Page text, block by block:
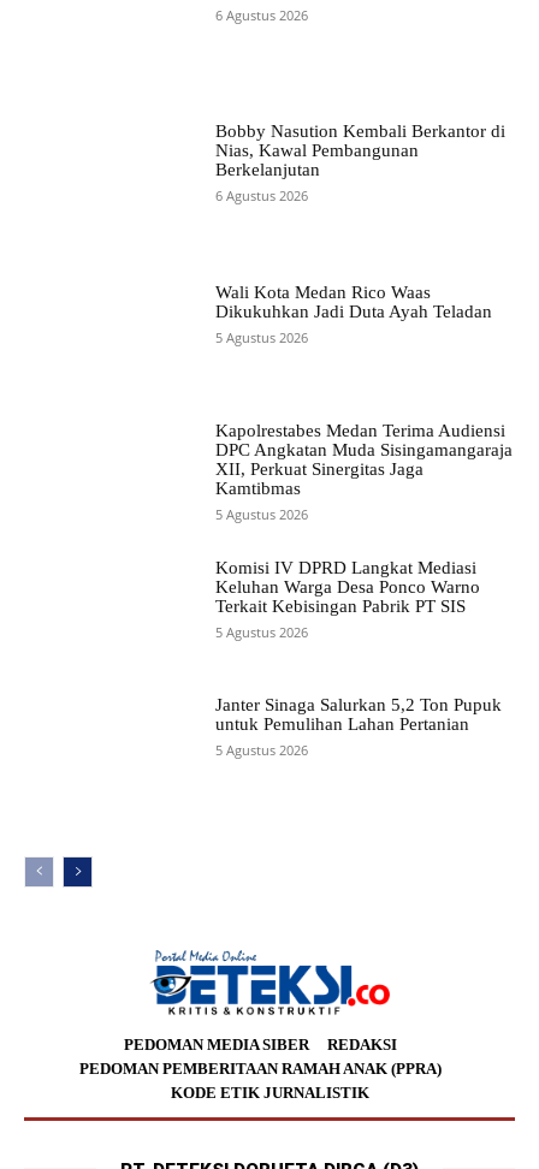
6 Agustus 2026
Bobby Nasution Kembali Berkantor di
Nias, Kawal Pembangunan
Berkelanjutan
6 Agustus 2026
Wali Kota Medan Rico Waas
Dikukuhkan Jadi Duta Ayah Teladan
5 Agustus 2026
Kapolrestabes Medan Terima Audiensi
DPC Angkatan Muda Sisingamangaraja
XII, Perkuat Sinergitas Jaga
Kamtibmas
5 Agustus 2026
Komisi IV DPRD Langkat Mediasi
Keluhan Warga Desa Ponco Warno
Terkait Kebisingan Pabrik PT SIS
5 Agustus 2026
Janter Sinaga Salurkan 5,2 Ton Pupuk
untuk Pemulihan Lahan Pertanian
5 Agustus 2026
PEDOMAN MEDIA SIBER
REDAKSI
PEDOMAN PEMBERITAAN RAMAH ANAK (PPRA)
KODE ETIK JURNALISTIK